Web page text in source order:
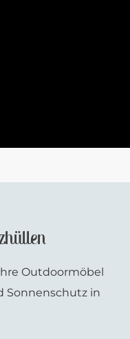
Outdoormöbel
Sonnenschutz in